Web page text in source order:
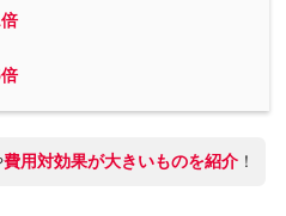
費用対効果が大きいものを紹介 ！